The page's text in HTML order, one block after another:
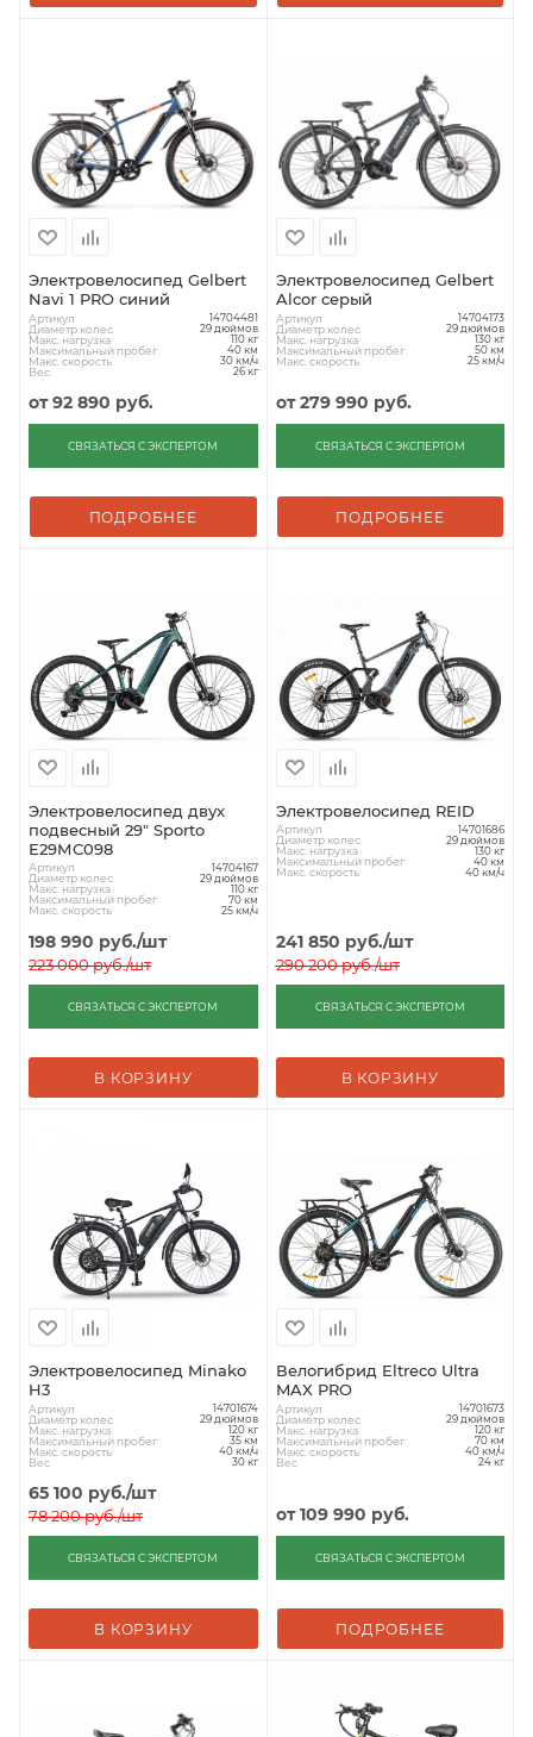
Электровелосипед Gelbert
Navi 1 PRO синий
Артикул 14704481
Диаметр колес 29 дюймов
Макс. нагрузка 110 кг
Максимальный пробег 40 км
Макс. скорость 30 км/ч
Вес 26 кг
от92 890 руб.
СВЯЗАТЬСЯ С ЭКСПЕРТОМ
ПОДРОБНЕЕ
Электровелосипед Gelbert
Alcor серый
Артикул 14704173
Диаметр колес 29 дюймов
Макс. нагрузка 130 кг
Максимальный пробег 50 км
Макс. скорость 25 км/ч
от279 990 руб.
СВЯЗАТЬСЯ С ЭКСПЕРТОМ
ПОДРОБНЕЕ
Электровелосипед двух
подвесный 29" Sporto
Е29МС098
Артикул 14704167
Диаметр колес 29 дюймов
Макс. нагрузка 110 кг
Максимальный пробег 70 км
Макс. скорость 25 км/ч
198 990 руб./шт
223 000руб./шт
СВЯЗАТЬСЯ С ЭКСПЕРТОМ
В КОРЗИНУ
Электровелосипед REID
Артикул 14701686
Диаметр колес 29 дюймов
Макс. нагрузка 130 кг
Максимальный пробег 40 км
Макс. скорость 40 км/ч
241 850 руб./шт
290 200руб./шт
СВЯЗАТЬСЯ С ЭКСПЕРТОМ
В КОРЗИНУ
Электровелосипед Minako
H3
Артикул 14701674
Диаметр колес 29 дюймов
Макс. нагрузка 120 кг
Максимальный пробег 35 км
Макс. скорость 40 км/ч
Вес 30 кг
65 100 руб./шт
78 200руб./шт
СВЯЗАТЬСЯ С ЭКСПЕРТОМ
В КОРЗИНУ
Велогибрид Eltreco Ultra
MAX PRO
Артикул 14701673
Диаметр колес 29 дюймов
Макс. нагрузка 120 кг
Максимальный пробег 70 км
Макс. скорость 40 км/ч
Вес 24 кг
от109 990 руб.
СВЯЗАТЬСЯ С ЭКСПЕРТОМ
ПОДРОБНЕЕ